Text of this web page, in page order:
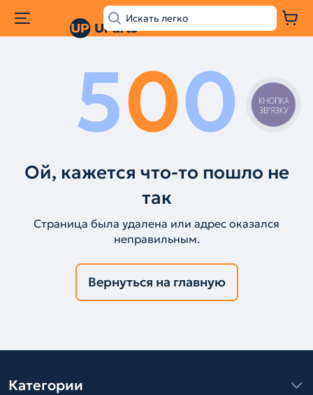
500
Ой, кажется что-то пошло не
так
Страница была удалена или адрес оказался
неправильным.
Вернуться на главную
Категории
КНОПКА
ЗВ'ЯЗКУ